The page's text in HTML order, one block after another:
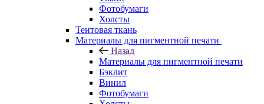
Фотобумаги
Холсты
Тентовая ткань
Материалы для пигментной печати
Назад
Материалы для пигментной печати
Бэклит
Винил
Фотобумаги